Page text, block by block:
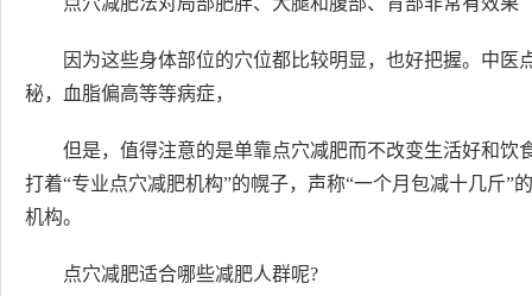
因为这些身体部位的穴位都比较明显，也好把握。中
秘，血脂偏高等等病症，
但是，值得注意的是单靠点穴减肥而不改变生活好和
打着“专业点穴减肥机构”的幌子，声称“一个月包减十几斤
机构。
点穴减肥适合哪些减肥人群呢?